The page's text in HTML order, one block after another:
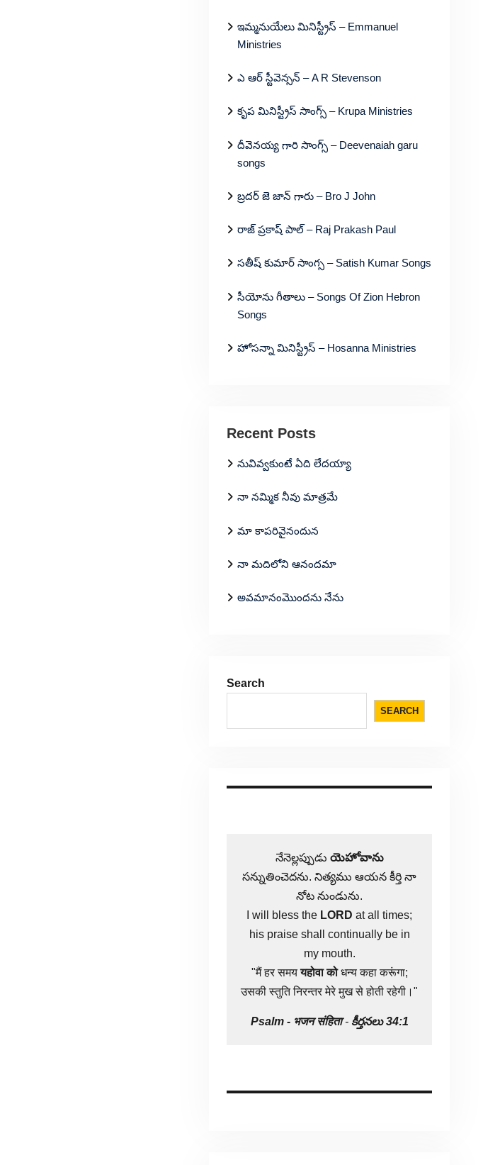
ఇమ్మనుయేలు మినిస్ట్రీస్ – Emmanuel
Ministries
ఎ ఆర్ స్టీవెన్సన్ – A R Stevenson
కృప మినిస్ట్రీస్ సాంగ్స్ – Krupa Ministries
దీవెనయ్య గారి సాంగ్స్ – Deevenaiah garu
songs
బ్రదర్ జె జాన్ గారు – Bro J John
రాజ్ ప్రకాష్ పాల్ – Raj Prakash Paul
సతీష్ కుమార్ సాంగ్స – Satish Kumar Songs
సీయోను గీతాలు – Songs Of Zion Hebron
Songs
హోసన్నా మినిస్ట్రీస్ – Hosanna Ministries
Recent Posts
నువివ్వకుంటే ఏది లేదయ్యా
నా నమ్మిక నీవు మాత్రమే
మా కాపరివైనందున
నా మదిలోని ఆనందమా
అవమానంమొందను నేను
Search
SEARCH
నేనెల్లప్పుడు యెహోవాను
సన్నుతించెదను. నిత్యము ఆయన కీర్తి నా
నోట నుండును.
I will bless the LORD at all times;
his praise shall continually be in
my mouth.
"मैं हर समययहोवा कोधन्य कहा करूंगा;
उसकी स्तुति निरन्तर मेरे मुख से होती रहेगी।"
Psalm - भजन संहिता- కీర్తనలు 34:1